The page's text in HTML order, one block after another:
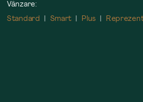
Vânzare:
Standard
Smart Plus